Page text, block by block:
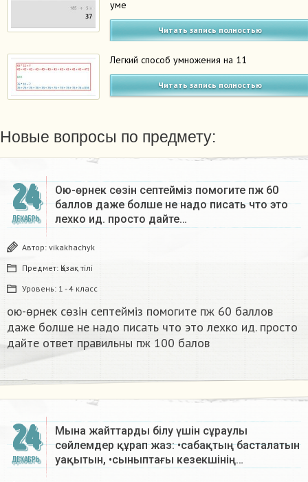
уме
Читать запись полностью
Легкий способ умножения на 11
Читать запись полностью
Новые вопросы по предмету:
24
ДЕКАБРЬ
Ою-өрнек сөзін септеймiз помогите пж 60
баллов даже болше не надо писать что это
лехко ид. просто дайте…
Автор: vikakhachyk
Предмет: Қазақ тiлi
Уровень: 1 - 4 класс
ою-өрнек сөзін септеймiз помогите пж 60 баллов
даже болше не надо писать что это лехко ид. просто
дайте ответ правильны пж 100 балов ​
24
ДЕКАБРЬ
Мына жайттарды білу үшін сұраулы
сөйлемдер құрап жаз: •сабақтың басталатын
уақытын, •сыныптағы кезекшінің…